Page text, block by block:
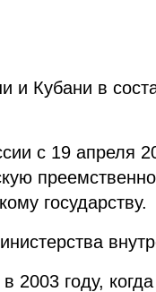
Кубани в
с 19 апреля
государству.
2003 году,